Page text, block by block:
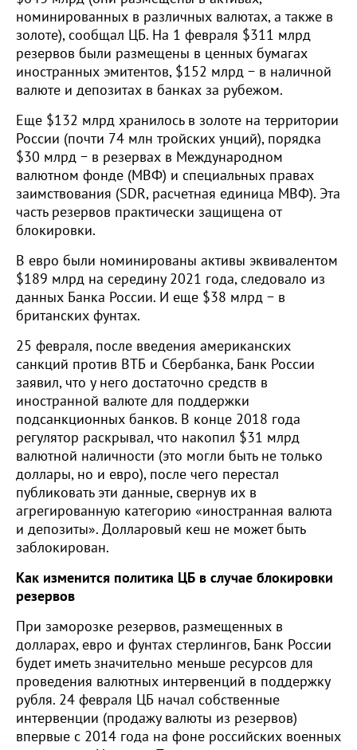
номинированных в различных валютах, а также в
золоте), сообщал ЦБ. На 1 февраля $311 млрд
резервов были размещены в ценных бумагах
иностранных эмитентов, $152 млрд − в наличной
валюте и депозитах в банках за рубежом.
Еще $132 млрд хранилось в золоте на территории
России (почти 74 млн тройских унций), порядка
$30 млрд − в резервах в Международном
валютном фонде (МВФ) и специальных правах
заимствования (SDR, расчетная единица МВФ). Эта
часть резервов практически защищена от
блокировки.
В евро были номинированы активы эквивалентом
$189 млрд на середину 2021 года, следовало из
данных Банка России. И еще $38 млрд − в
британских фунтах.
25 февраля, после введения американских
санкций против ВТБ и Сбербанка, Банк России
заявил, что у него достаточно средств в
иностранной валюте для поддержки
подсанкционных банков. В конце 2018 года
регулятор раскрывал, что накопил $31 млрд
валютной наличности (это могли быть не только
доллары, но и евро), после чего перестал
публиковать эти данные, свернув их в
агрегированную категорию «иностранная валюта
и депозиты». Долларовый кеш не может быть
заблокирован.
Как изменится политика ЦБ в случае блокировки
резервов
При заморозке резервов, размещенных в
долларах, евро и фунтах стерлингов, Банк России
будет иметь значительно меньше ресурсов для
проведения валютных интервенций в поддержку
рубля. 24 февраля ЦБ начал собственные
интервенции (продажу валюты из резервов)
впервые с 2014 года на фоне российских военных